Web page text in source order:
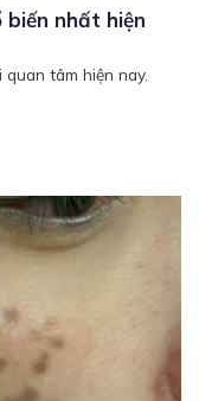
nhất hiện
tâm hiện nay.